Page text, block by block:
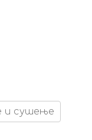
и сушење